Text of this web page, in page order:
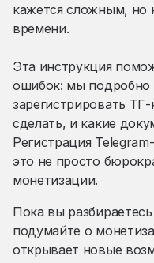
кажется сложным, но
времени.
Эта инструкция
ошибок: мы подробно
зарегистрировать
сделать, и какие
Регистрация
это не просто
монетизации.
Пока вы
подумайте о
открывает новые